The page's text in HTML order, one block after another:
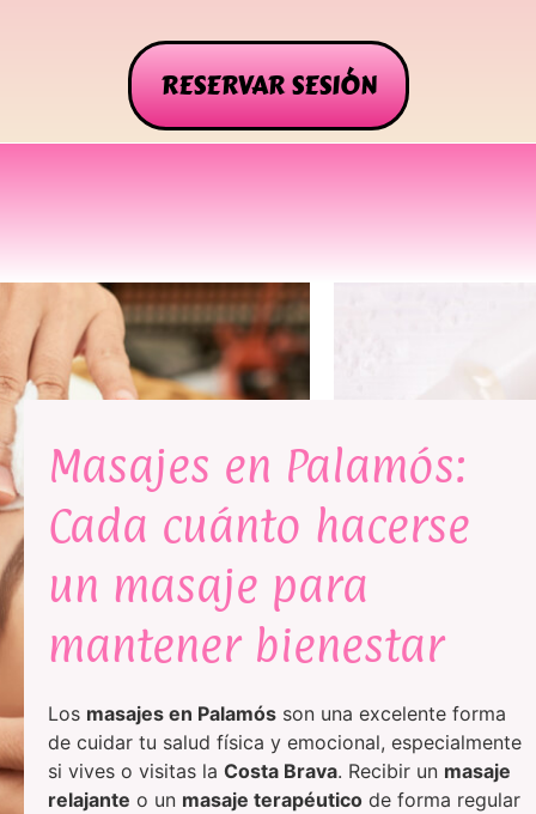
RESERVAR SESIÓN
Masajes en Palamós:
Cada cuánto hacerse
un masaje para
mantener bienestar
Los masajes en Palamós son una excelente forma
de cuidar tu salud física y emocional, especialmente
si vives o visitas la Costa Brava. Recibir un masaje
relajante o un masaje terapéutico de forma regular